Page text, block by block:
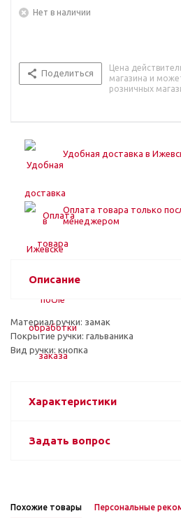
Нет в наличии
Поделиться
Цена
магазина и
розничных
Удобная доставка в
Оплата товара только
менеджером
Описание
Материал ручки: замак
Покрытие ручки: гальваника
Вид ручки: кнопка
Характеристики
Задать вопрос
Похожие товары Персональные